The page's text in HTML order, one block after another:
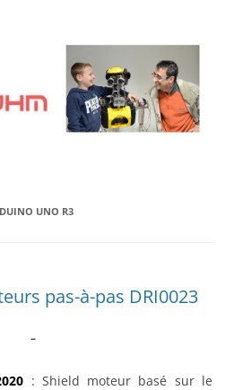
UNO R3
pas-à-pas DRI0023
–
: Shield moteur basé sur le